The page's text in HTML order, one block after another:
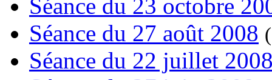
Séance du 23 octobre
Séance du 27 août 2008 (
Séance du 22 juillet